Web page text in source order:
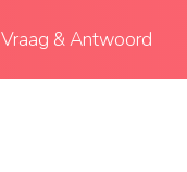
Vraag & Antwoord